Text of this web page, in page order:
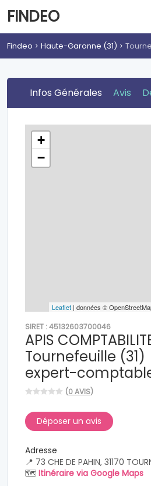
FINDEO
Findeo Haute-Garonne (31)
Infos Générales Avis
+
−
Leaflet | données ©
SIRET : 45132603700046
APIS
Tournefeuille (31)
expert-
(0 AVIS)
Déposer un avis
Adresse
📍 73 CHE DE PAHIN, 31170
🗺️ Itinéraire via Google Maps